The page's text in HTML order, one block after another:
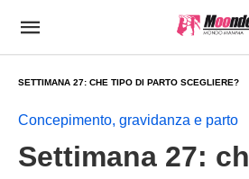
SETTIMANA 27: CHE TIPO DI PARTO SCEGLIERE?
Concepimento, gravidanza e parto
Settimana 27: